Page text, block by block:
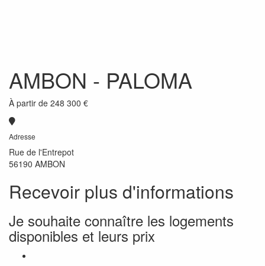
AMBON - PALOMA
À partir de 248 300 €
Adresse
Rue de l'Entrepot
56190 AMBON
Recevoir plus d'informations
Je souhaite connaître les logements
disponibles et leurs prix